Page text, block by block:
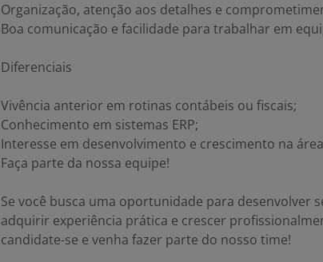
Organização, atenção aos detalhes e
Boa comunicação e facilidade para trabalhar em
Diferenciais
Vivência anterior em rotinas contábeis ou fiscais;
Conhecimento em sistemas ERP;
Interesse em desenvolvimento e crescimento na
Faça parte da nossa equipe!
Se você busca uma oportunidade para desenvolver
adquirir experiência prática e crescer
candidate-se e venha fazer parte do nosso time!